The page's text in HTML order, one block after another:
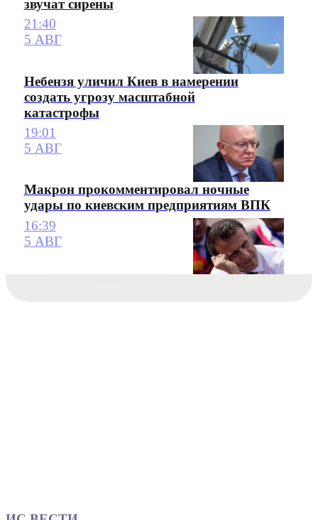
звучат сирены
21:40
5 АВГ
Небензя уличил Киев в намерении
создать угрозу масштабной
катастрофы
19:01
5 АВГ
Макрон прокомментировал ночные
удары по киевским предприятиям ВПК
16:39
5 АВГ